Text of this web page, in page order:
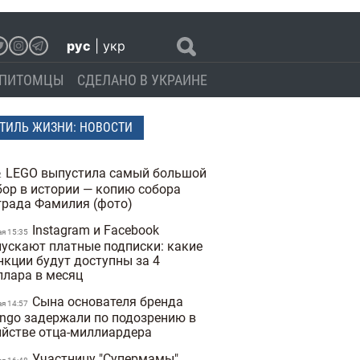
рус укр
ПИТОМЦЫ СДЕЛАНО В УКРАИНЕ
ЖИЗНИ: НОВОСТИ
LEGO выпустила самый большой
в истории — копию собора
Фамилия (фото)
15:35 Instagram и Facebook
платные подписки: какие
будут доступны за 4
в месяц
14:57
Сына основателя бренда
задержали по подозрению в
отца-миллиардера